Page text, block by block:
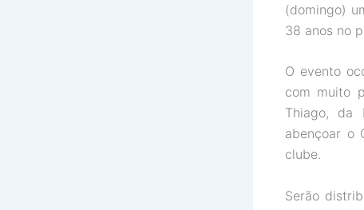
(domingo)
38 anos no
O evento
com muito
Thiago, da
abençoar o
clube.
Serão